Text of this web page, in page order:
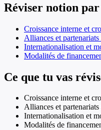
Réviser notion
Croissance interne et
Alliances et partenariats
Internationalisation et
Modalités de
Ce que tu vas
Croissance interne et
Alliances et partenariats
Internationalisation et
Modalités de